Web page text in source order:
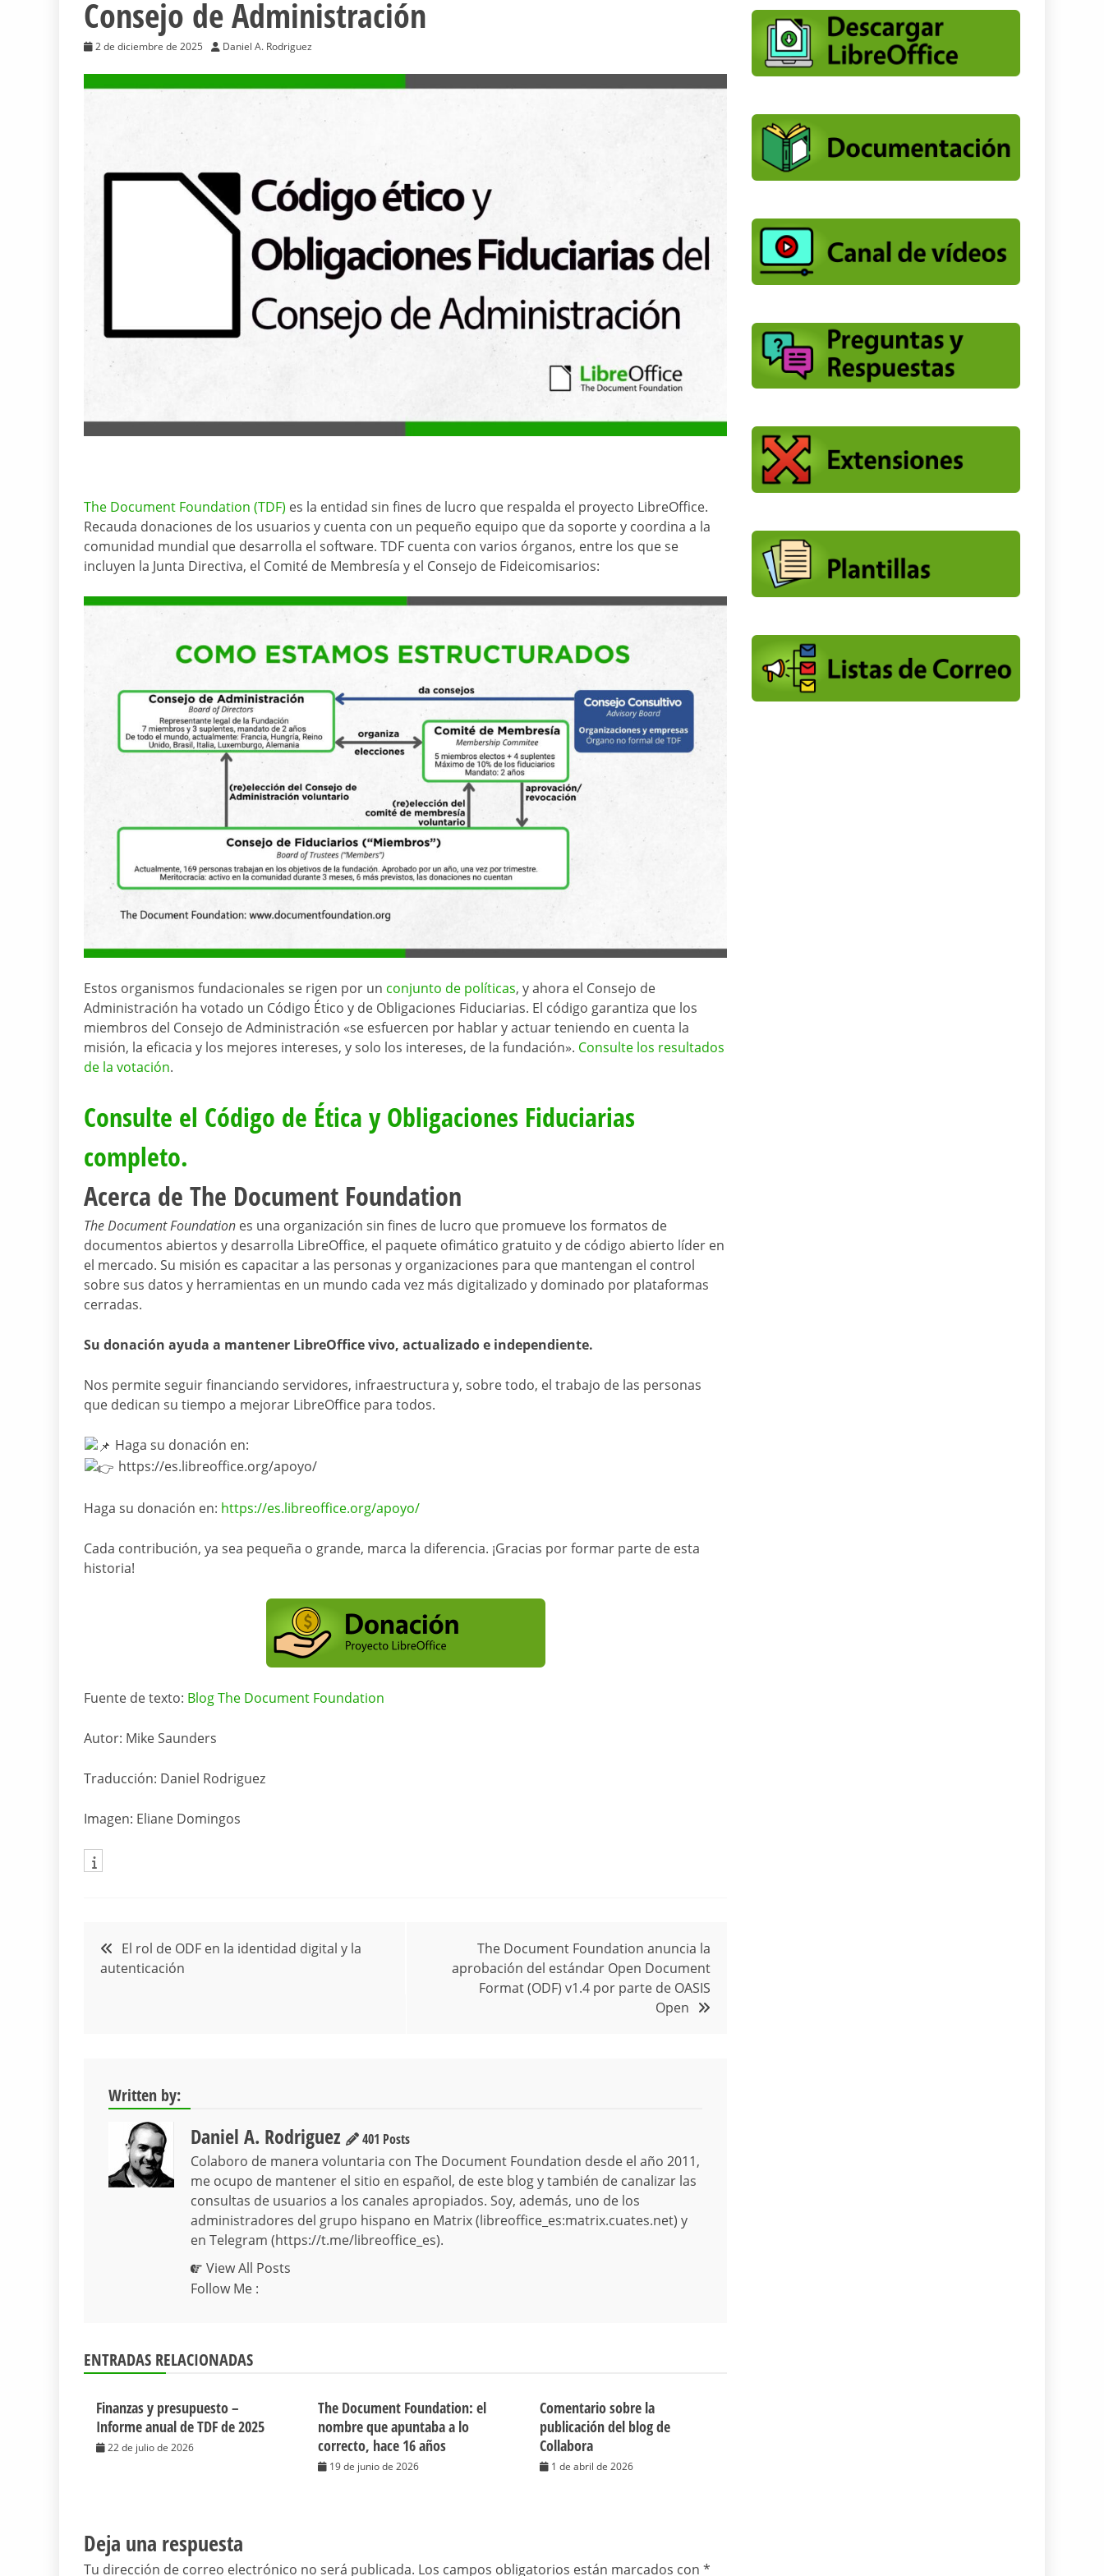
Consejo de Administración
2 de diciembre de 2025 Daniel A. Rodriguez
The Document Foundation (TDF) es la entidad sin fines de lucro que respalda el proyecto LibreOffice.
Recauda donaciones de los usuarios y cuenta con un pequeño equipo que da soporte y coordina a la
comunidad mundial que desarrolla el software. TDF cuenta con varios órganos, entre los que se
incluyen la Junta Directiva, el Comité de Membresía y el Consejo de Fideicomisarios:
Estos organismos fundacionales se rigen por un conjunto de políticas, y ahora el Consejo de
Administración ha votado un Código Ético y de Obligaciones Fiduciarias. El código garantiza que los
miembros del Consejo de Administración «se esfuercen por hablar y actuar teniendo en cuenta la
misión, la eficacia y los mejores intereses, y solo los intereses, de la fundación». Consulte los resultados
de la votación.
Consulte el Código de Ética y Obligaciones Fiduciarias
completo.
Acerca de The Document Foundation
The Document Foundation es una organización sin fines de lucro que promueve los formatos de
documentos abiertos y desarrolla LibreOffice, el paquete ofimático gratuito y de código abierto líder en
el mercado. Su misión es capacitar a las personas y organizaciones para que mantengan el control
sobre sus datos y herramientas en un mundo cada vez más digitalizado y dominado por plataformas
cerradas.
Su donación ayuda a mantener LibreOffice vivo, actualizado e independiente.
Nos permite seguir financiando servidores, infraestructura y, sobre todo, el trabajo de las personas
que dedican su tiempo a mejorar LibreOffice para todos.
Haga su donación en:
https://es.libreoffice.org/apoyo/
Haga su donación en: https://es.libreoffice.org/apoyo/
Cada contribución, ya sea pequeña o grande, marca la diferencia. ¡Gracias por formar parte de esta
historia!
Fuente de texto: Blog The Document Foundation
Autor: Mike Saunders
Traducción: Daniel Rodriguez
Imagen: Eliane Domingos
Navegación
de
El rol de ODF en la identidad digital y la
autenticación
The Document Foundation anuncia la
aprobación del estándar Open Document
Format (ODF) v1.4 por parte de OASIS
Open
Written by:
Daniel A. Rodriguez
401 Posts
Colaboro de manera voluntaria con The Document Foundation desde el año 2011,
me ocupo de mantener el sitio en español, de este blog y también de canalizar las
consultas de usuarios a los canales apropiados. Soy, además, uno de los
administradores del grupo hispano en Matrix (libreoffice_es:matrix.cuates.net) y
en Telegram (https://t.me/libreoffice_es).
View All Posts
Follow Me :
ENTRADAS RELACIONADAS
Finanzas y presupuesto –
Informe anual de TDF de 2025
22 de julio de 2026
The Document Foundation: el
nombre que apuntaba a lo
correcto, hace 16 años
19 de junio de 2026
Comentario sobre la
publicación del blog de
Collabora
1 de abril de 2026
Deja una respuesta
Tu dirección de correo electrónico no será publicada. Los campos obligatorios están marcados con *